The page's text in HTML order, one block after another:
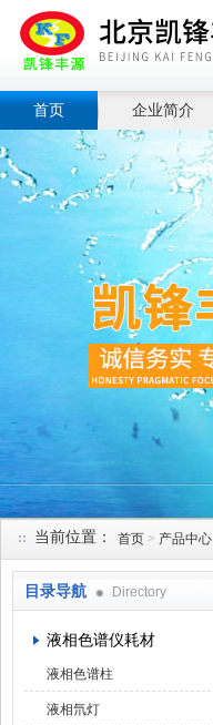
首页 企业简介
当前位置： 首页 > 产品中心
目录导航 Directory
液相色谱仪耗材
液相色谱柱
液相氘灯